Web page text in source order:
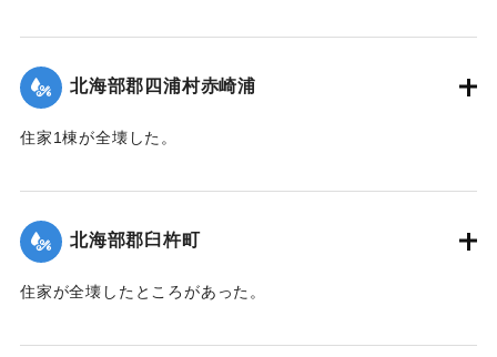
｜固有コード:
北海部郡四浦村赤崎浦
住家1棟が全壊した。
｜固有コード: 00480021
北海部郡臼杵町
住家が全壊したところがあった。